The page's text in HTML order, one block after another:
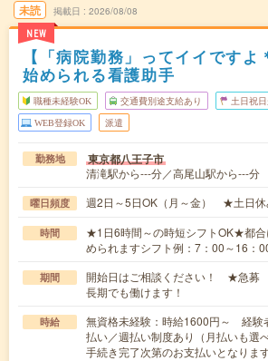
未読
NEW
掲載日 2026/08/08
【「病院勤務」ってイイですよ
始められる看護助手
職種未経験OK 交通費別途支給あり 土日祝
WEB登録OK 派遣
勤務地 東京都八王子市
清滝駅から---分／高尾山駅から---分
曜日頻度 週2日～5日OK（月～金） ★土日休
時間
★1日6時間～の時短シフトOK★都合
められますシフト例：7：00～16：
期間
開始日はご相談ください！ ★急募
長期でも働けます！
時給
無資格未経験：時給1600円～ 経験
払い／週払い制度あり（月払いも選
手続き完了次第のお支払いとなります